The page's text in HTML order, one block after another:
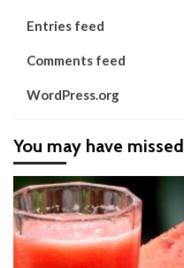
Entries feed
Comments feed
WordPress.org
You may have missed